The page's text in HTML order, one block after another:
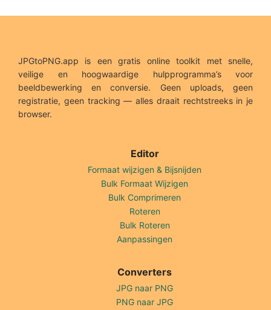
JPGtoPNG.app is een gratis online toolkit met snelle,
veilige en hoogwaardige hulpprogramma’s voor
beeldbewerking en conversie. Geen uploads, geen
registratie, geen tracking — alles draait rechtstreeks in je
browser.
Editor
Formaat wijzigen & Bijsnijden
Bulk Formaat Wijzigen
Bulk Comprimeren
Roteren
Bulk Roteren
Aanpassingen
Converters
JPG naar PNG
PNG naar JPG